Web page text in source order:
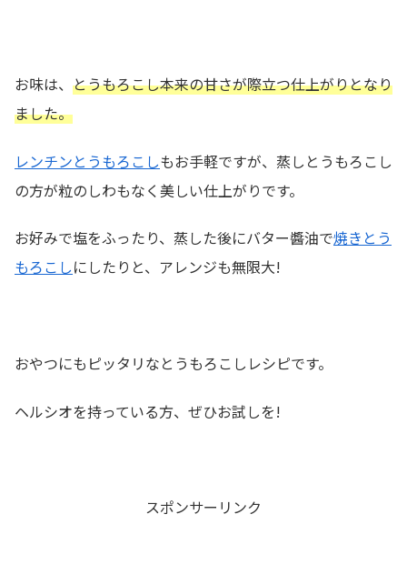
お味は、 とうもろこし本来の甘さが際立つ仕上がりとなり
ました。
レンチンとうもろこしもお手軽ですが、蒸しとうもろこし
の方が粒のしわもなく美しい仕上がりです。
お好みで塩をふったり、蒸した後にバター醬油で焼きとう
もろこしにしたりと、アレンジも無限大!
おやつにもピッタリなとうもろこしレシピです。
ヘルシオを持っている方、ぜひお試しを!
スポンサーリンク